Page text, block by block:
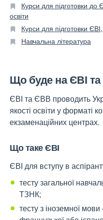
Що буде на ЄВІ
ЄВІ та ЄВВ проводить
якості освіти у форматі
екзаменаційних центрах.
Що таке ЄВІ
ЄВІ для вступу в
тесту загальної
ТЗНК;
тесту з іноземної мови
Курси для підготовки до
освіти
Курси для підготовки
Навчальна література